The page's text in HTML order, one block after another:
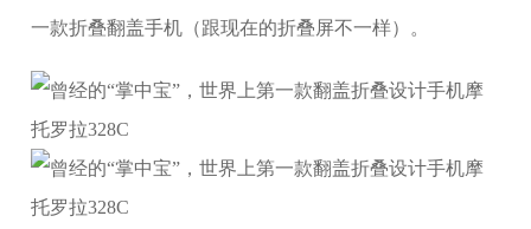
一款折叠翻盖手机（跟现在的折叠屏不一样）。